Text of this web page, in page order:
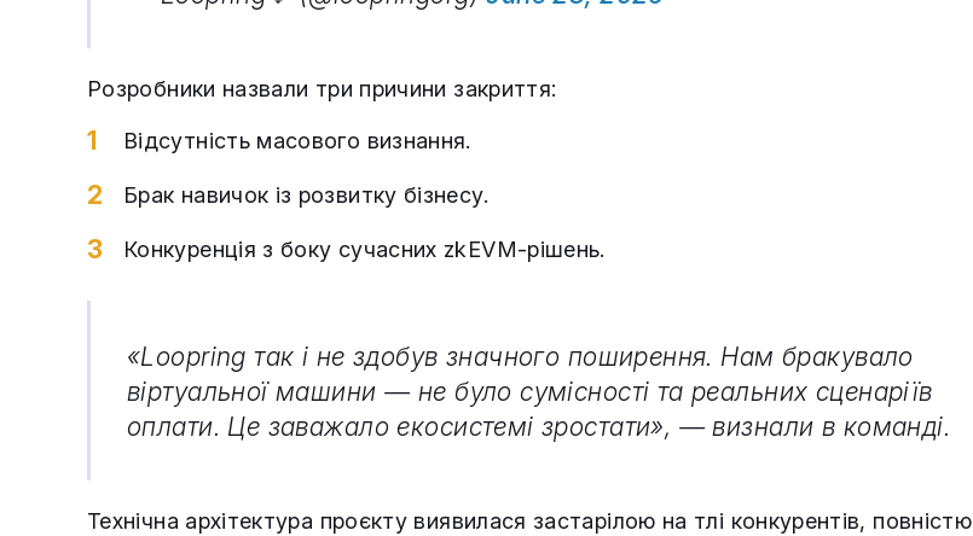
Розробники назвали три причини закриття:
Відсутність масового визнання.
Брак навичок із розвитку бізнесу.
Конкуренція з боку сучасних zkEVM-рішень.
«Loopring так і не здобув значного поширення. Нам бракувало
віртуальної машини — не було сумісності та реальних сценаріїв
оплати. Це заважало екосистемі зростати», — визнали в команді.
Технічна архітектура проєкту виявилася застарілою на тлі конкурентів, повністю